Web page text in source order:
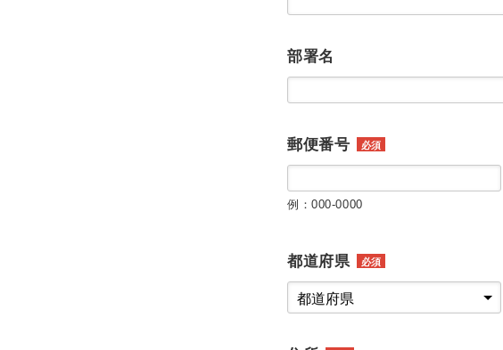
部署名
郵便番号 必須
例：000-0000
都道府県 必須